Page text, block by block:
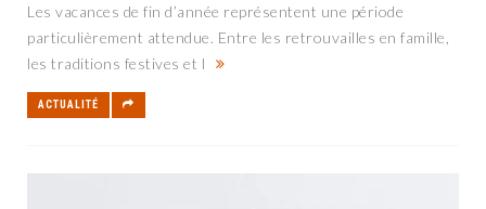
Les vacances de fin d’année représentent une période
particulièrement attendue. Entre les retrouvailles en famille,
les traditions festives et l
ACTUALITÉ